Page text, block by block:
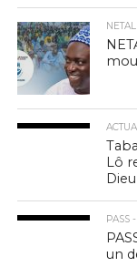
Lô
Dieu
PASS
un